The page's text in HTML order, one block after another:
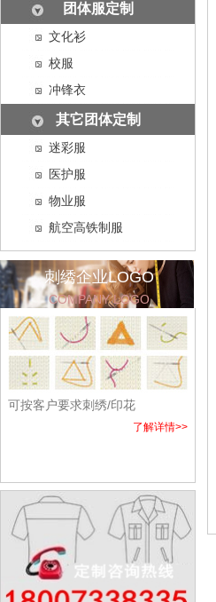
团体服定制
文化衫
校服
冲锋衣
其它团体定制
迷彩服
医护服
物业服
航空高铁制服
刺绣企业LOGO
COMPANY LOGO
可按客户要求刺绣/印花
了解详情>>